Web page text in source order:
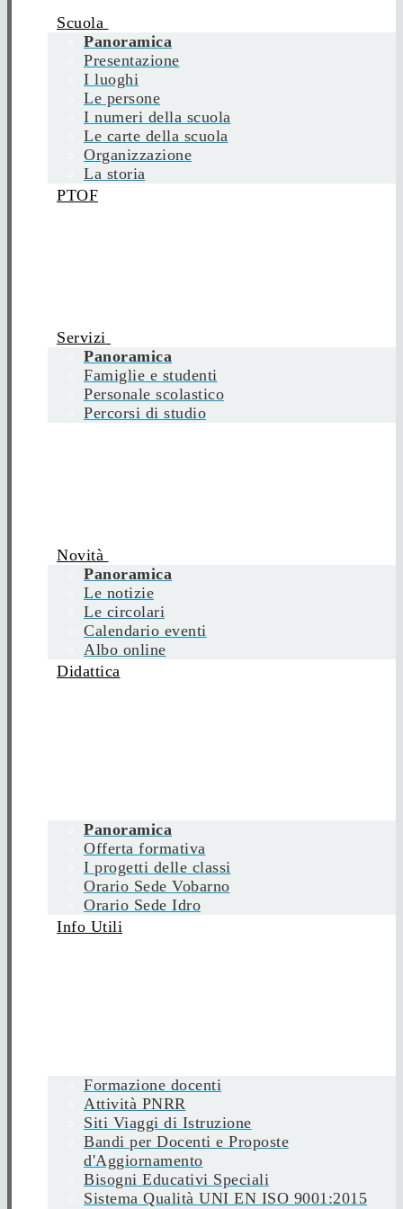
Scuola
Panoramica
Presentazione
I luoghi
Le persone
I numeri della scuola
Le carte della scuola
Organizzazione
La storia
PTOF
Servizi
Panoramica
Famiglie e studenti
Personale scolastico
Percorsi di studio
Novità
Panoramica
Le notizie
Le circolari
Calendario eventi
Albo online
Didattica
Panoramica
Offerta formativa
I progetti delle classi
Orario Sede Vobarno
Orario Sede Idro
Info Utili
Formazione docenti
Attività PNRR
Siti Viaggi di Istruzione
Bandi per Docenti e Proposte
d'Aggiornamento
Bisogni Educativi Speciali
Sistema Qualità UNI EN ISO 9001:2015